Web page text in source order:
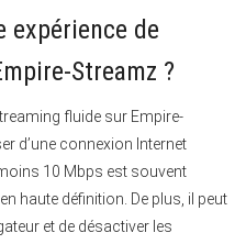
expérience de
Streamz ?
fluide sur Empire-
d’une connexion Internet
10 Mbps est souvent
haute définition. De plus, il peut
et de désactiver les